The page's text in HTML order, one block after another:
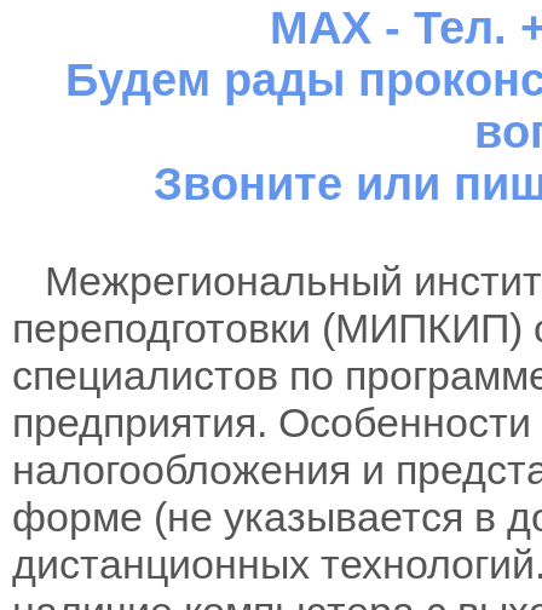
MAX - Тел.
Будем рады
Звоните или
Межрегиональный
переподготовки (МИПКИП)
специалистов по
предприятия.
налогообложения и
форме (не указывается в
дистанционных